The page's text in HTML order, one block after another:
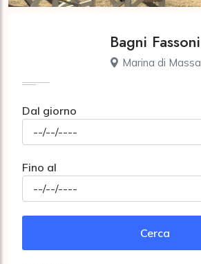
Bagni Fassoni
Marina di Massa
Dal giorno
Fino al
Cerca